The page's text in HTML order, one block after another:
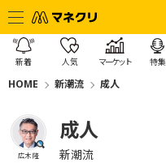
新着 人気 マーケット 特集
HOME 新潮流 成人
広木 隆
成人
新潮流